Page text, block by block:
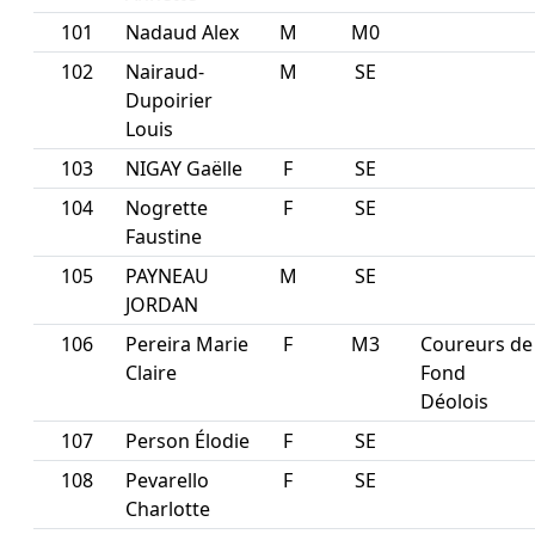
101 Nadaud Alex M
M0
102
Nairaud-
Dupoirier
Louis
M SE
103 NIGAY Gaëlle F
SE
104
Nogrette
Faustine
F SE
105
PAYNEAU
JORDAN
M SE
106
Pereira Marie
Claire
F M3
Coureurs de
Fond
Déolois
107
Person Élodie F
SE
108
Pevarello
Charlotte
F SE